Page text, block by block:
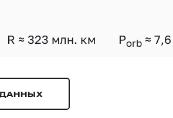
R ≈ 323 млн. км Porb ≈ 7,6